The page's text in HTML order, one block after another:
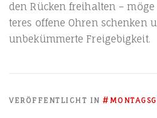
den Rücken frei­hal­ten –
te­res offe­ne Ohren schen­ken
unbe­küm­mer­te Freigebigkeit.
VERÖFFENTLICHT IN